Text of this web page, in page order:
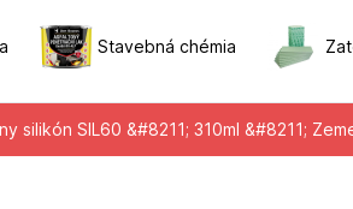
Stavebná chémia
silikón SIL60 &#8211; 310ml &#8211;